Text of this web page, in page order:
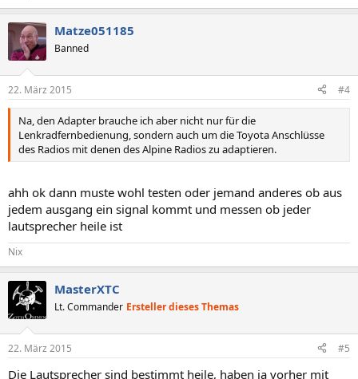
Matze051185
Banned
22. März 2015 #4
Na, den Adapter brauche ich aber nicht nur für die
Lenkradfernbedienung, sondern auch um die Toyota Anschlüsse
des Radios mit denen des Alpine Radios zu adaptieren.
ahh ok dann muste wohl testen oder jemand anderes ob aus
jedem ausgang ein signal kommt und messen ob jeder
lautsprecher heile ist
Nix
MasterXTC
Lt. Commander Ersteller dieses Themas
22. März 2015 #5
Die Lautsprecher sind bestimmt heile, haben ja vorher mit